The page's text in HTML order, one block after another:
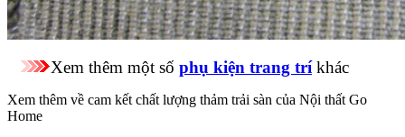
Xem thêm một số phụ kiện trang tríkhác
Xem thêm về cam kết chất lượng thảm trải sàn của Nội thất Go
Home